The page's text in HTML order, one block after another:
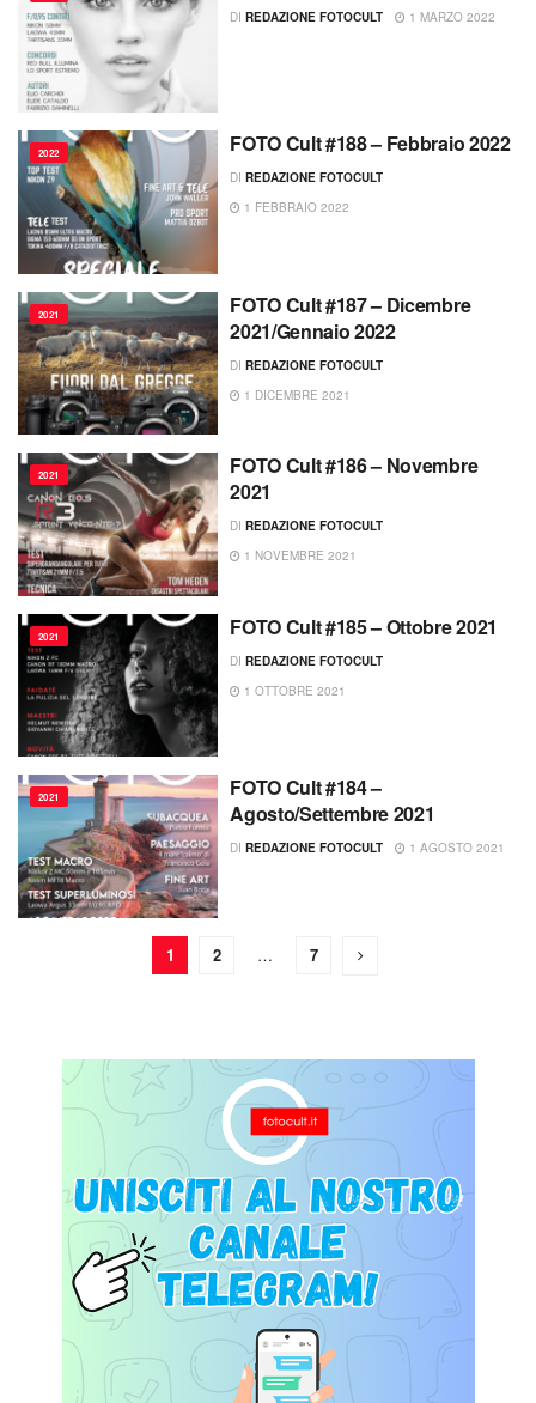
DI REDAZIONE FOTOCULT 1 MARZO 2022
2022 FOTO Cult #188 – Febbraio 2022
DI REDAZIONE FOTOCULT
1 FEBBRAIO 2022
2021
FOTO Cult #187 – Dicembre
2021/Gennaio 2022
DI REDAZIONE FOTOCULT
1 DICEMBRE 2021
2021
FOTO Cult #186 – Novembre
2021
DI REDAZIONE FOTOCULT
1 NOVEMBRE 2021
2021 FOTO Cult #185 – Ottobre 2021
DI REDAZIONE FOTOCULT
1 OTTOBRE 2021
2021
FOTO Cult #184 –
Agosto/Settembre 2021
DI REDAZIONE FOTOCULT 1 AGOSTO 2021
1 2 … 7